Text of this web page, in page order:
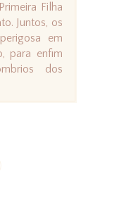
Filha
Juntos, os
em
para enfim
dos